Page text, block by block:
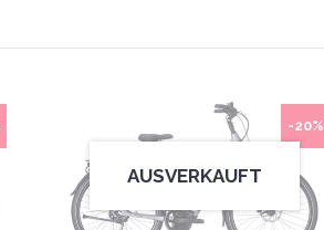
-20%
AUSVERKAUFT